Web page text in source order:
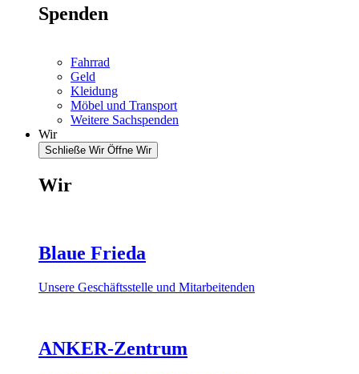
Spenden
Fahrrad
Geld
Kleidung
Möbel und Transport
Weitere Sachspenden
Wir
Schließe Wir Öffne Wir
Wir
Blaue Frieda
Unsere Geschäftsstelle und Mitarbeitenden
ANKER-Zentrum